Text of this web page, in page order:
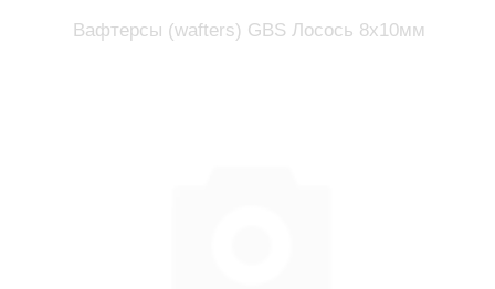
Вафтерсы (wafters) GBS Лосось 8x10мм